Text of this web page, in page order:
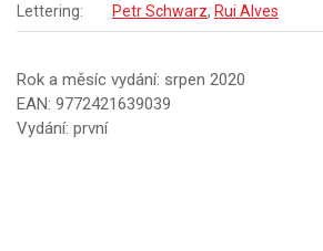
Lettering: Petr Schwarz, Rui Alves
Rok a měsíc vydání: srpen 2020
EAN: 9772421639039
Vydání: první